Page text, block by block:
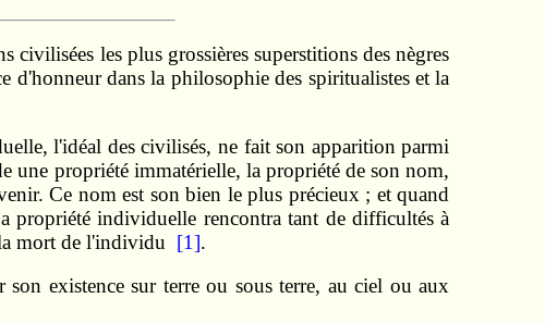
les plus grossières superstitions des nègres
d'honneur dans la philosophie des spiritualistes et la
l'idéal des civilisés, ne fait son apparition parmi
une propriété immatérielle, la propriété de son nom,
Ce nom est son bien le plus précieux ; et quand
propriété individuelle rencontra tant de difficultés à
mort de l'individu [1].
existence sur terre ou sous terre, au ciel ou aux